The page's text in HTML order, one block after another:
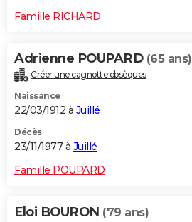
Famille RICHARD
Adrienne POUPARD (65 ans)
Créer une cagnotte obsèques
Naissance
22/03/1912 à Juillé
Décès
23/11/1977 à Juillé
Famille POUPARD
Eloi BOURON (79 ans)